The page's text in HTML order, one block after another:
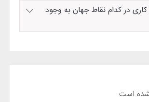
کاری در کدام نقاط جهان به وجود
است